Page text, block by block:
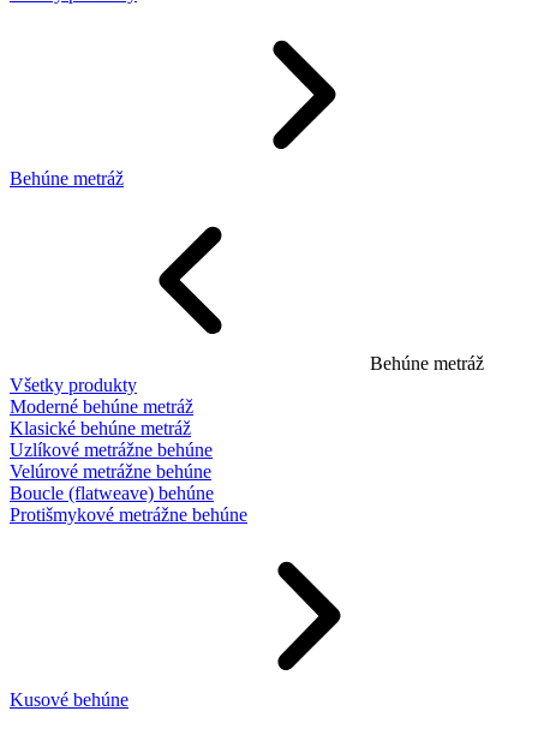
Behúne metráž
Behúne metráž
Všetky produkty
Moderné behúne metráž
Klasické behúne metráž
Uzlíkové metrážne behúne
Velúrové metrážne behúne
Boucle (flatweave) behúne
Protišmykové metrážne behúne
Kusové behúne